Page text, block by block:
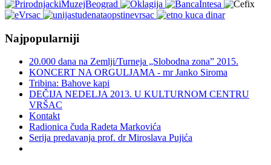
Najpopularniji
20.000 dana na Zemlji/Turneja „Slobodna zona” 2015.
KONCERT NA ORGULJAMA - mr Janko Siroma
Tribina: Bahove kapi
DEČIJA NEDELJA 2013. U KULTURNOM CENTRU
VRŠAC
Kontakt
Radionica čuda Radeta Markovića
Serija predavanja prof. dr Miroslava Pujića